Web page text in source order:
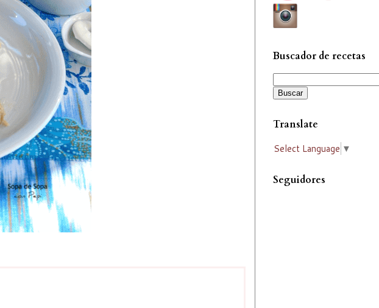
Buscador de recetas
Buscar
Translate
Select Language ▼
Seguidores